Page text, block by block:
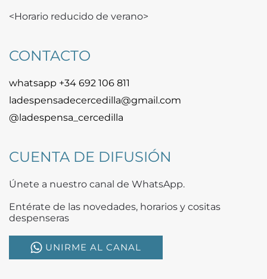
<Horario reducido de verano>
CONTACTO
whatsapp +34 692 106 811
ladespensadecercedilla@gmail.com
@ladespensa_cercedilla
CUENTA DE DIFUSIÓN
Únete a nuestro canal de WhatsApp.
Entérate de las novedades, horarios y cositas
despenseras
UNIRME AL CANAL